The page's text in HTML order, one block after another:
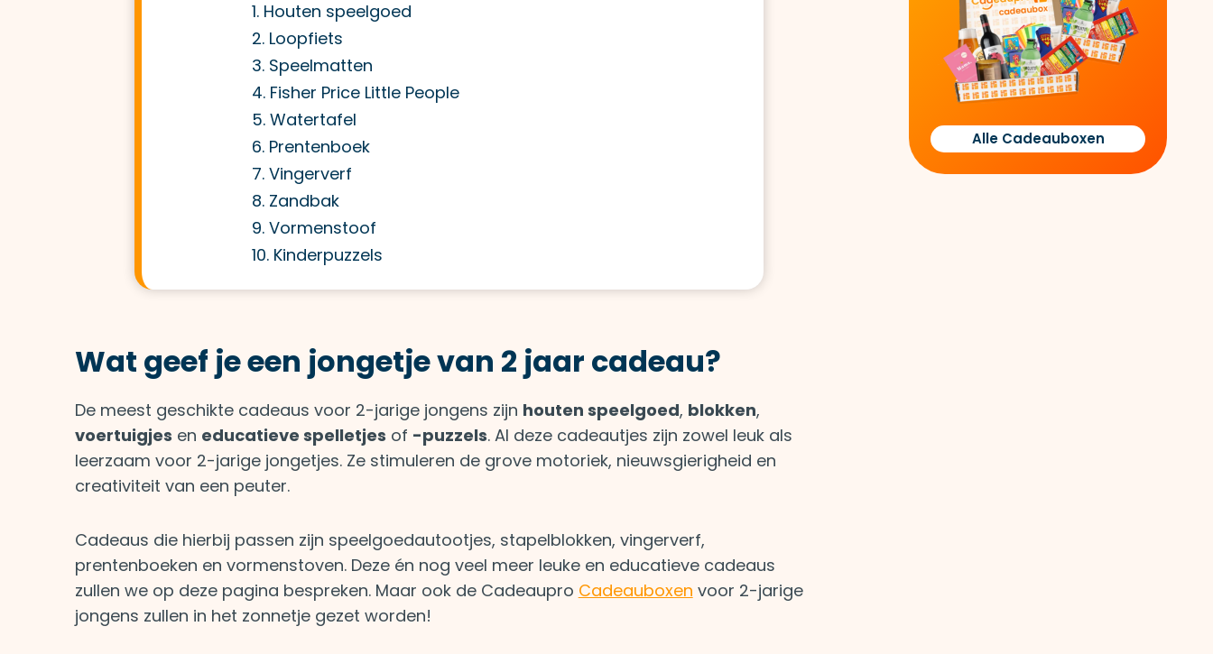
1. Houten speelgoed
2. Loopfiets
3. Speelmatten
4. Fisher Price Little People
5. Watertafel
6. Prentenboek
7. Vingerverf
8. Zandbak
9. Vormenstoof
10. Kinderpuzzels
Wat geef je een jongetje van 2 jaar cadeau?
De meest geschikte cadeaus voor 2-jarige jongens zijn houten speelgoed, blokken,
voertuigjes en educatieve spelletjes of -puzzels. Al deze cadeautjes zijn zowel leuk als
leerzaam voor 2-jarige jongetjes. Ze stimuleren de grove motoriek, nieuwsgierigheid en
creativiteit van een peuter.
Cadeaus die hierbij passen zijn speelgoedautootjes, stapelblokken, vingerverf,
prentenboeken en vormenstoven. Deze én nog veel meer leuke en educatieve cadeaus
zullen we op deze pagina bespreken. Maar ook de Cadeaupro Cadeauboxen voor 2-jarige
jongens zullen in het zonnetje gezet worden!
Alle Cadeauboxen